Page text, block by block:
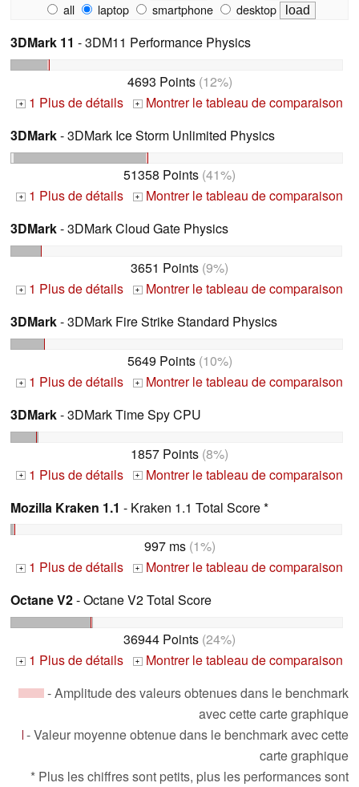
all
laptop smartphone desktop
3DMark 11 - 3DM11 Performance Physics
4693 Points(12%)
+ 1 Plus de détails + Montrer le tableau de comparaison
3DMark- 3DMark Ice Storm Unlimited Physics
51358 Points (41%)
+ 1 Plus de détails + Montrer le tableau de comparaison
3DMark- 3DMark Cloud Gate Physics
3651 Points (9%)
+ 1 Plus de détails + Montrer le tableau de comparaison
3DMark- 3DMark Fire Strike Standard Physics
5649 Points(10%)
+ 1 Plus de détails + Montrer le tableau de comparaison
3DMark- 3DMark Time Spy CPU
1857 Points (8%)
+ 1 Plus de détails + Montrer le tableau de comparaison
Mozilla Kraken 1.1 - Kraken 1.1 Total Score *
997 ms(1%)
+ 1 Plus de détails + Montrer le tableau de comparaison
Octane V2- Octane V2 Total Score
36944 Points (24%)
+ 1 Plus de détails + Montrer le tableau de comparaison
- Amplitude des valeurs obtenues dans le benchmark
avec cette carte graphique
- Valeur moyenne obtenue dans le benchmark avec cette
carte graphique
* Plus les chiffres sont petits, plus les performances sont